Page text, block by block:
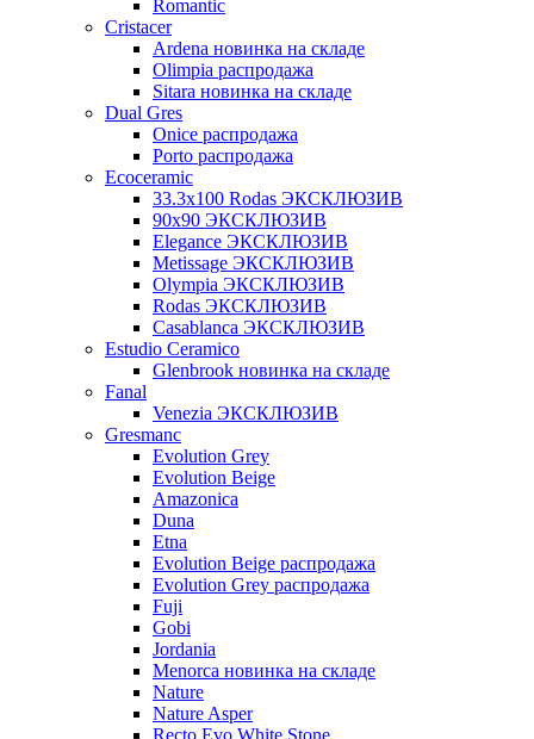
Romantic
Cristacer
Ardena новинка на складе
Olimpia распродажа
Sitara новинка на складе
Dual Gres
Onice распродажа
Porto распродажа
Ecoceramic
33.3х100 Rodas ЭКСКЛЮЗИВ
90x90 ЭКСКЛЮЗИВ
Elegance ЭКСКЛЮЗИВ
Metissage ЭКСКЛЮЗИВ
Olympia ЭКСКЛЮЗИВ
Rodas ЭКСКЛЮЗИВ
Сasablanca ЭКСКЛЮЗИВ
Estudio Ceramico
Glenbrook новинка на складе
Fanal
Venezia ЭКСКЛЮЗИВ
Gresmanc
Evolution Grey
Evolution Beige
Amazonica
Duna
Etna
Evolution Beige распродажа
Evolution Grey распродажа
Fuji
Gobi
Jordania
Menorca новинка на складе
Nature
Nature Asper
Recto Evo White Stone